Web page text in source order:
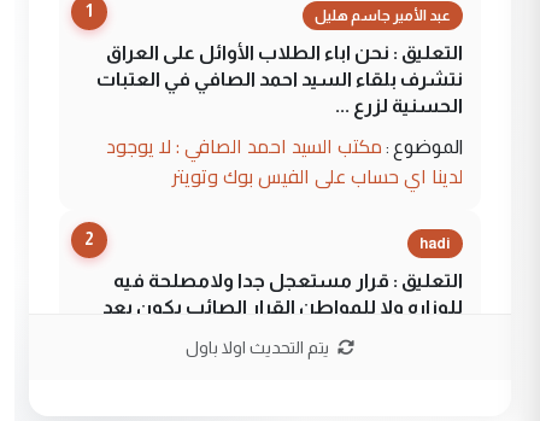
1 عبد الأمير جاسم هليل
التعليق : نحن اباء الطلاب الأوائل على العراق
نتشرف بلقاء السيد احمد الصافي في العتبات
الحسنية لزرع ...
الموضوع : مكتب السيد احمد الصافي : لا يوجود
لدينا اي حساب على الفيس بوك وتويتر
2 hadi
التعليق : قرار مستعجل جدا ولامصلحة فيه
للوزاره ولا للمواطن القرار الصائب يكون بعد
يتم التحديث اولا باول